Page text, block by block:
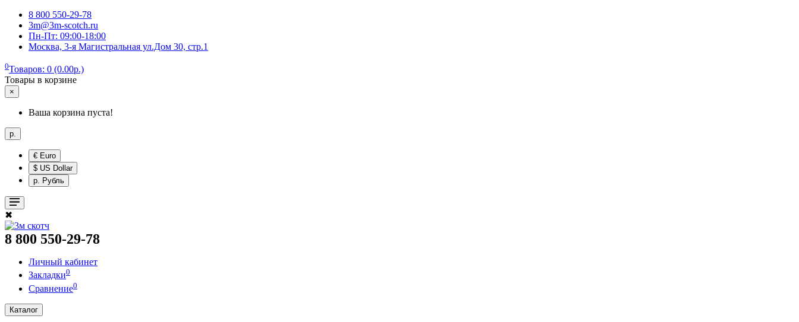
8 800 550-29-78
3m@3m-scotch.ru
Пн-Пт: 09:00-18:00
Москва, 3-я Магистральная ул.Дом 30, стр.1
0Товаров: 0 (0.00р.)
Товары в корзине
×
Ваша корзина пуста!
р.
€ Euro
$ US Dollar
р. Рубль
✖
8 800 550-29-78
Личный кабинет
Закладки0
Сравнение0
Каталог